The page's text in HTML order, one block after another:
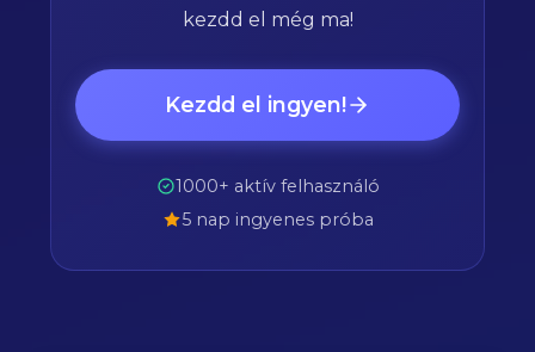
kezdd el még ma!
Kezdd el ingyen!
1000+ aktív felhasználó
5 nap ingyenes próba